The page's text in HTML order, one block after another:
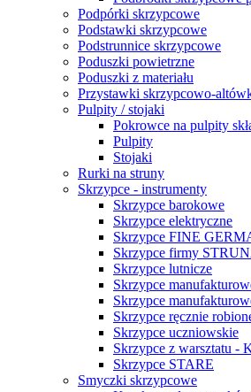
Podpórki skrzypcowe
Podstawki skrzypcowe
Podstrunnice skrzypcowe
Poduszki powietrzne
Poduszki z materiału
Przystawki skrzypcowo-
Pulpity / stojaki
Pokrowce na pulpity
Pulpity
Stojaki
Rurki na struny
Skrzypce - instrumenty
Skrzypce barokowe
Skrzypce elektryczne
Skrzypce FINE
Skrzypce firmy
Skrzypce lutnicze
Skrzypce
Skrzypce
Skrzypce ręcznie
Skrzypce uczniowskie
Skrzypce z warsztatu -
Skrzypce STARE
Smyczki skrzypcowe